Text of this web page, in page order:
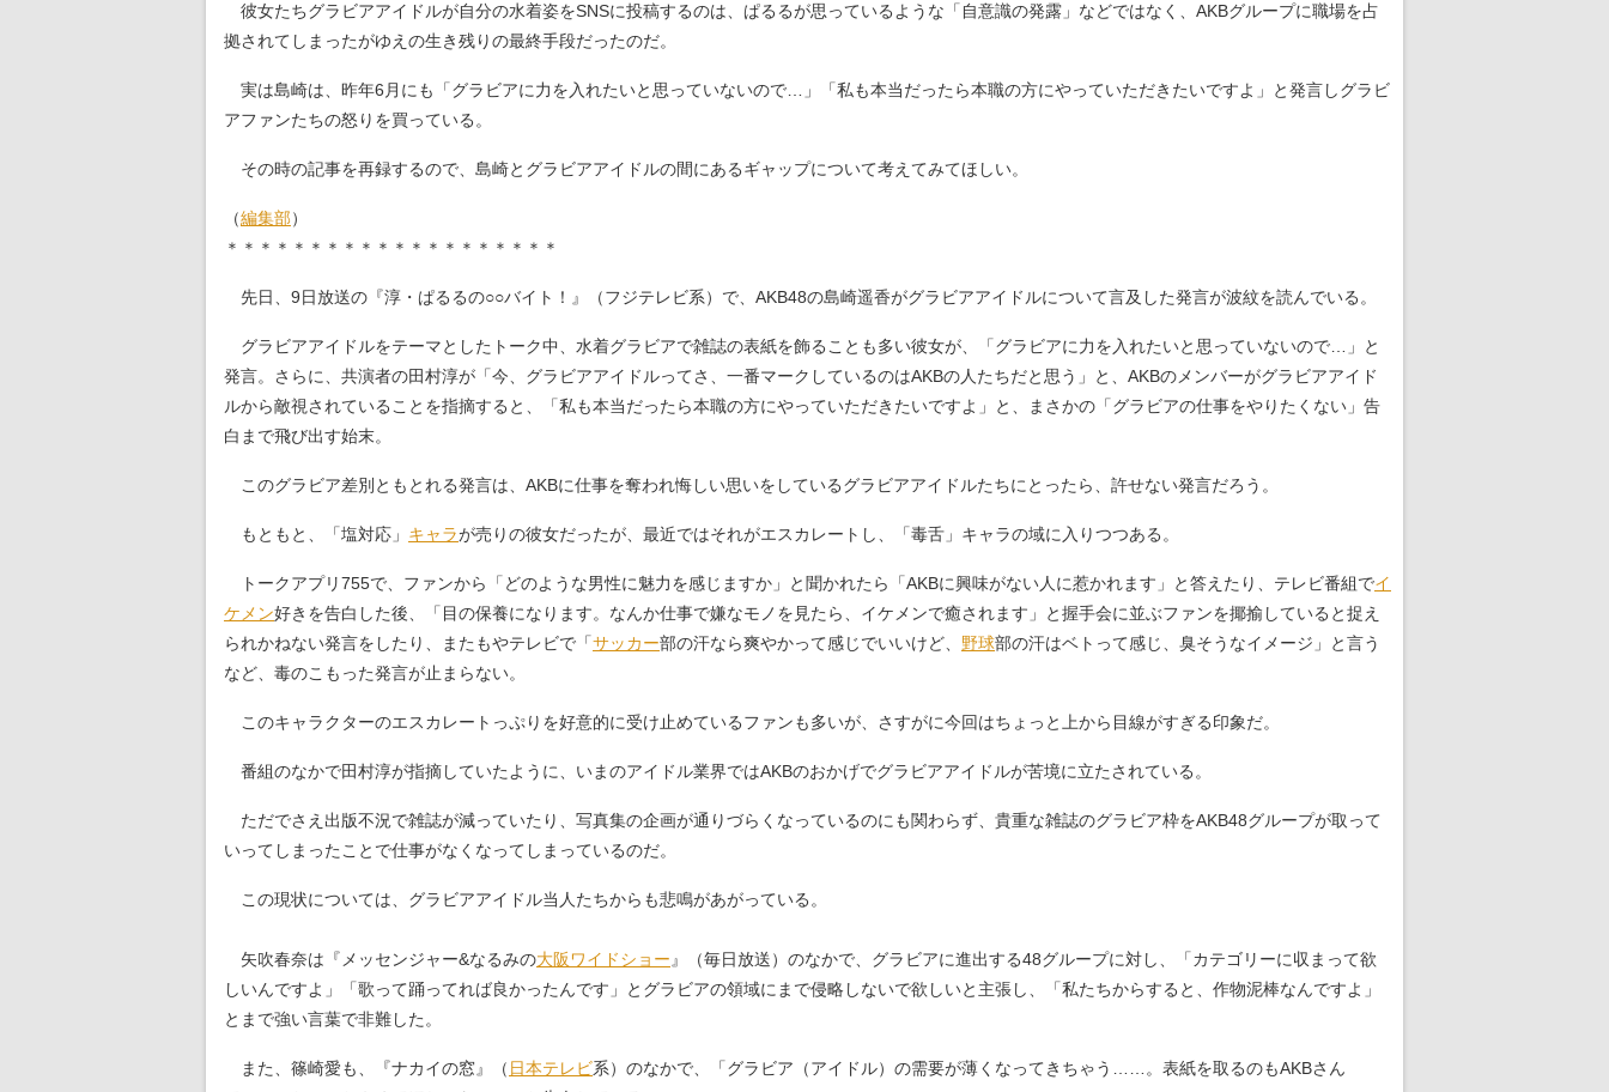
彼女たちグラビアアイドルが自分の水着姿をSNSに投稿するのは、ぱるるが思っているような「自意識の発露」などではなく、AKBグループに職場を占
拠されてしまったがゆえの生き残りの最終手段だったのだ。
実は島崎は、昨年6月にも「グラビアに力を入れたいと思っていないので…」「私も本当だったら本職の方にやっていただきたいですよ」と発言しグラビ
アファンたちの怒りを買っている。
その時の記事を再録するので、島崎とグラビアアイドルの間にあるギャップについて考えてみてほしい。
（編集部）
＊＊＊＊＊＊＊＊＊＊＊＊＊＊＊＊＊＊＊＊
先日、9日放送の『淳・ぱるるの○○バイト！』（フジテレビ系）で、AKB48の島崎遥香がグラビアアイドルについて言及した発言が波紋を読んでいる。
グラビアアイドルをテーマとしたトーク中、水着グラビアで雑誌の表紙を飾ることも多い彼女が、「グラビアに力を入れたいと思っていないので…」と
発言。さらに、共演者の田村淳が「今、グラビアアイドルってさ、一番マークしているのはAKBの人たちだと思う」と、AKBのメンバーがグラビアアイド
ルから敵視されていることを指摘すると、「私も本当だったら本職の方にやっていただきたいですよ」と、まさかの「グラビアの仕事をやりたくない」告
白まで飛び出す始末。
このグラビア差別ともとれる発言は、AKBに仕事を奪われ悔しい思いをしているグラビアアイドルたちにとったら、許せない発言だろう。
もともと、「塩対応」 キャラが売りの彼女だったが、最近ではそれがエスカレートし、「毒舌」キャラの域に入りつつある。
トークアプリ755で、ファンから「どのような男性に魅力を感じますか」と聞かれたら「AKBに興味がない人に惹かれます」と答えたり、テレビ番組でイ
ケメン好きを告白した後、「目の保養になります。なんか仕事で嫌なモノを見たら、イケメンで癒されます」と握手会に並ぶファンを揶揄していると捉え
られかねない発言をしたり、またもやテレビで「サッカー部の汗なら爽やかって感じでいいけど、 野球部の汗はベトって感じ、臭そうなイメージ」と言う
など、毒のこもった発言が止まらない。
このキャラクターのエスカレートっぷりを好意的に受け止めているファンも多いが、さすがに今回はちょっと上から目線がすぎる印象だ。
番組のなかで田村淳が指摘していたように、いまのアイドル業界ではAKBのおかげでグラビアアイドルが苦境に立たされている。
ただでさえ出版不況で雑誌が減っていたり、写真集の企画が通りづらくなっているのにも関わらず、貴重な雑誌のグラビア枠をAKB48グループが取って
いってしまったことで仕事がなくなってしまっているのだ。
この現状については、グラビアアイドル当人たちからも悲鳴があがっている。
矢吹春奈は『メッセンジャー&なるみの大阪ワイドショー 』（毎日放送）のなかで、グラビアに進出する48グループに対し、「カテゴリーに収まって欲
しいんですよ」「歌って踊ってれば良かったんです」とグラビアの領域にまで侵略しないで欲しいと主張し、「私たちからすると、作物泥棒なんですよ」
とまで強い言葉で非難した。
また、篠崎愛も、『ナカイの窓』（ 日本テレビ系）のなかで、「グラビア（アイドル）の需要が薄くなってきちゃう……。表紙を取るのもAKBさん